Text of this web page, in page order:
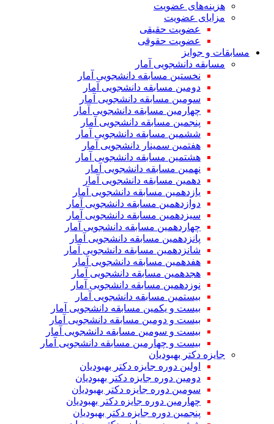
هزینه‌های عضویت
مزایای عضویت
عضویت حقیقی
عضویت حقوقی
مسابقات و جوایز
مسابقه دانشجویی آمار
نخستین مسابقه دانشجویی آمار
دومین مسابقه دانشجویی آمار
سومین مسابقه دانشجویی آمار
چهارمین مسابقه دانشجویی آمار
پنجمین مسابقه دانشجویی آمار
ششمین مسابقه دانشجویی آمار
هفتمین سمینار دانشجویی آمار
هشتمین مسابقه دانشجویی آمار
نهمین مسابقه دانشجویی آمار
دهمین مسابقه دانشجویی آمار
یازدهمین مسابقه دانشجویی آمار
دوازدهمین مسابقه دانشجویی آمار
سیزدهمین مسابقه دانشجویی آمار
چهاردهمین مسابقه دانشجویی آمار
پانزدهمین مسابقه دانشجویی آمار
شانزدهمین مسابقه دانشجویی آمار
هفدهمین مسابقه دانشجویی آمار
هجدهمین مسابقه دانشجویی آمار
نوزدهمین مسابقه دانشجویی آمار
بیستمین مسابقه دانشجویی آمار
بیست و یکمین مسابقه دانشجویی آمار
بیست و دومین مسابقه دانشجویی آمار
بیست و سومین مسابقه دانشجویی آمار
بیست و چهارمین مسابقه دانشجویی آمار
جایزه دکتر بهبودیان
اولین دوره جایزه دکتر بهبودیان
دومین دوره جایزه دکتر بهبودیان
سومین دوره جایزه دکتر بهبودیان
چهارمین دوره جایزه دکتر بهبودیان
پنجمین دوره جایزه دکتر بهبودیان